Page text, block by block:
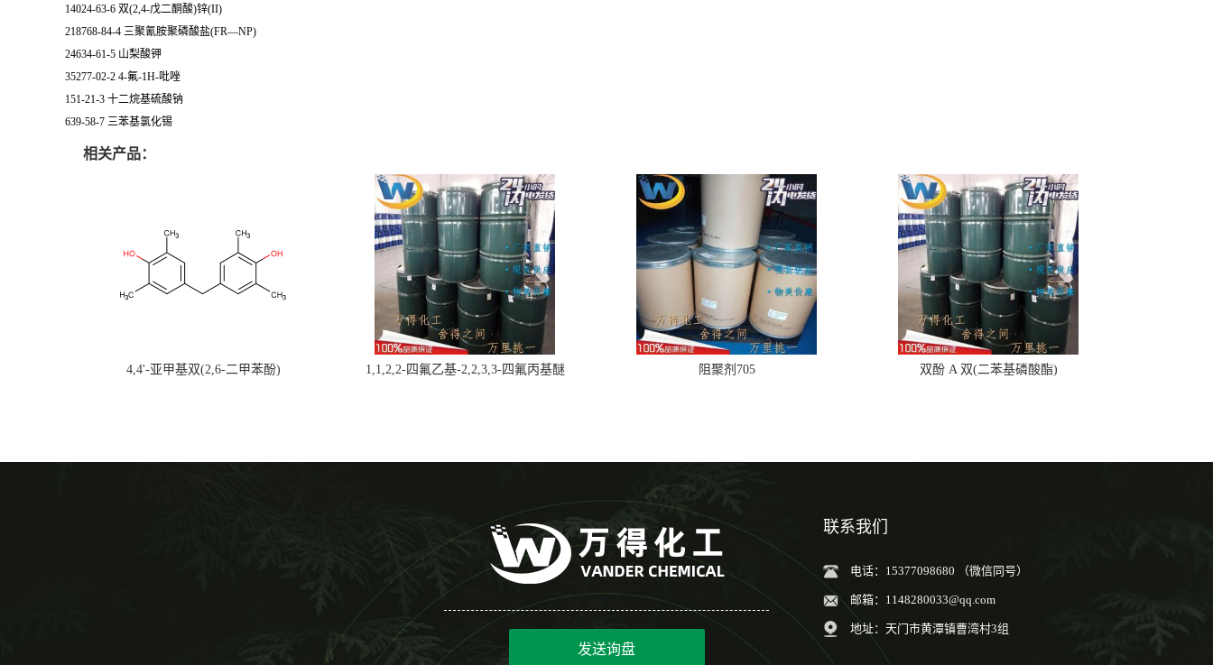
14024-63-6 双(2,4-戊二酮酸)锌(II)
218768-84-4 三聚氰胺聚磷酸盐(FR—NP)
24634-61-5 山梨酸钾
35277-02-2 4-氟-1H-吡唑
151-21-3 十二烷基硫酸钠
639-58-7 三苯基氯化锡
相关产品：
4,4'-亚甲基双(2,6-二甲苯酚) 1,1,2,2-四氟乙基-2,2,3,3-四氟丙基醚 阻聚剂705 双酚 A 双(二苯基磷酸酯)
发送询盘
联系我们
电话：15377098680 （微信同号）
邮箱： 1148280033@qq.com
地址：天门市黄潭镇曹湾村3组